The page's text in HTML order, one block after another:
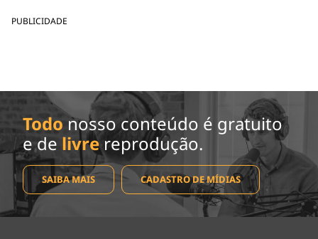
PUBLICIDADE
Todo nosso conteúdo é gratuito
e de livrereprodução.
SAIBA MAIS CADASTRO DE MÍDIAS